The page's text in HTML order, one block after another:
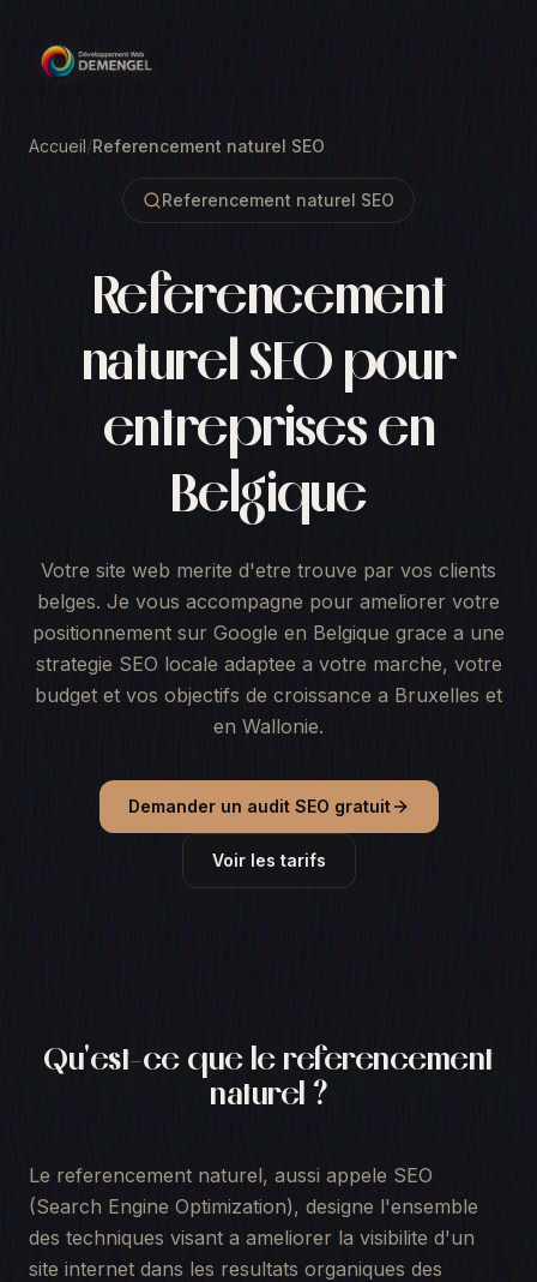
Accueil/Referencement naturel SEO
Referencement naturel SEO
Referencement
naturel SEO pour
entreprises en
Belgique
Votre site web merite d'etre trouve par vos clients
belges. Je vous accompagne pour ameliorer votre
positionnement sur Google en Belgique grace a une
strategie SEO locale adaptee a votre marche, votre
budget et vos objectifs de croissance a Bruxelles et
en Wallonie.
Demander un audit SEO gratuit
Voir les tarifs
Qu'est-ce que le referencement
naturel ?
Le referencement naturel, aussi appele SEO
(Search Engine Optimization), designe l'ensemble
des techniques visant a ameliorer la visibilite d'un
site internet dans les resultats organiques des